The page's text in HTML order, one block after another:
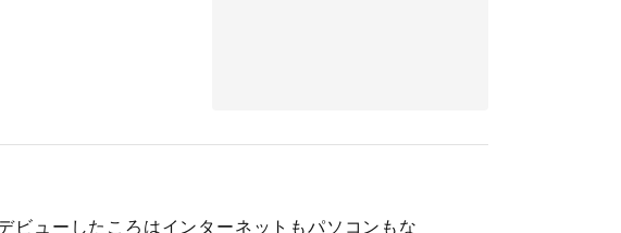
ビューしたころはインターネットもパソコンもな